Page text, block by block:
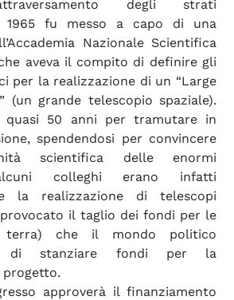
degli strati
1965 fu messo a capo di una
Nazionale Scientifica
aveva il compito di definire gli
per la realizzazione di un “Large
(un grande telescopio spaziale).
quasi 50 anni per tramutare in
spendendosi per convincere
scientifica delle enormi
colleghi erano infatti
la realizzazione di telescopi
il taglio dei fondi per le
terra) che il mondo politico
di stanziare fondi per la
progetto.
approverà il finanziamento